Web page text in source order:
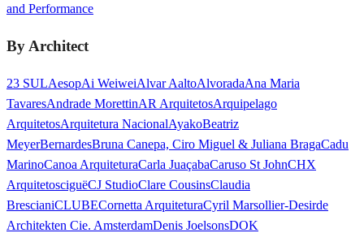
and Performance
By Architect
23 SULAesopAi WeiweiAlvar AaltoAlvoradaAna Maria
TavaresAndrade MorettinAR ArquitetosArquipelago
ArquitetosArquitetura NacionalAyakoBeatriz
MeyerBernardesBruna Canepa, Ciro Miguel & Juliana BragaCadu
MarinoCanoa ArquiteturaCarla JuaçabaCaruso St JohnCHX
ArquitetosciguëCJ StudioClare CousinsClaudia
BrescianiCLUBECornetta ArquiteturaCyril Marsollier-Desirde
Architekten Cie. AmsterdamDenis JoelsonsDOK